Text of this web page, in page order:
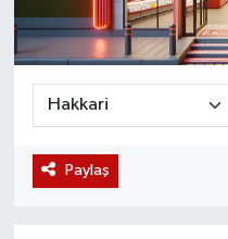
Paylaş
Magazin
Etkinlikler